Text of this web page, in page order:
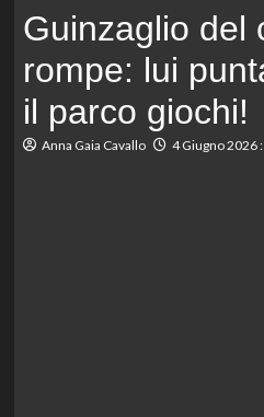
Guinzaglio del
rompe: lui
il parco giochi!
Anna Gaia Cavallo 4 Giugno 2026